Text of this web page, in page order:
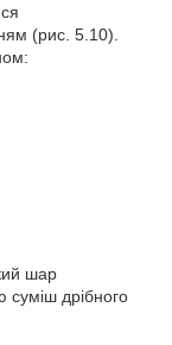
(рис. 5.10).
шар
суміш дрібного